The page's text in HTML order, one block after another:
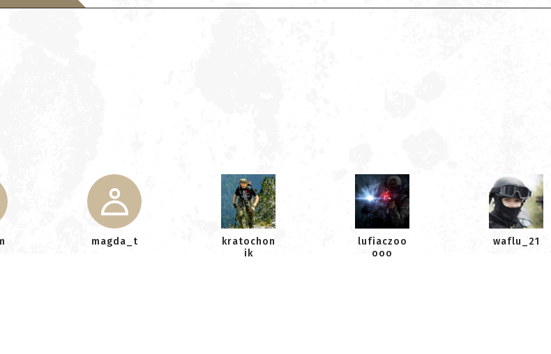
magda_t
kratochon
ik
lufiaczoo
ooo
waflu_21